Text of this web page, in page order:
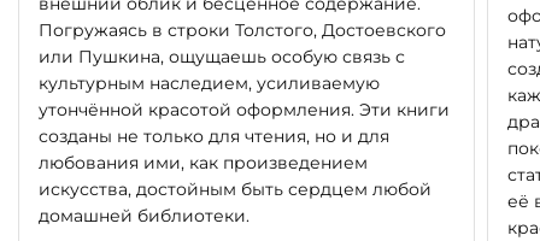
Погружаясь в строки Толстого, Достоевского
или Пушкина, ощущаешь особую связь с
культурным наследием, усиливаемую
утончённой красотой оформления. Эти книги
созданы не только для чтения, но и для
любования ими, как произведением
искусства, достойным быть сердцем любой
домашней библиотеки.
её